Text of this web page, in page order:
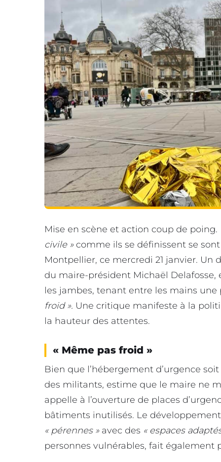
Mise en scène et action coup de
civile »comme ils se définissent se
Montpellier, ce mercredi 21 janvier. Un
du maire-président Michaël Delafosse,
les jambes, tenant entre les mains
froid ». Une critique manifeste à la
la hauteur des attentes.
« Même pas froid »
Bien que l’hébergement d’urgence
des militants, estime que le maire ne
appelle à l’ouverture de places
bâtiments inutilisés. Le
« pérennes »avec des « espaces
personnes vulnérables, fait également